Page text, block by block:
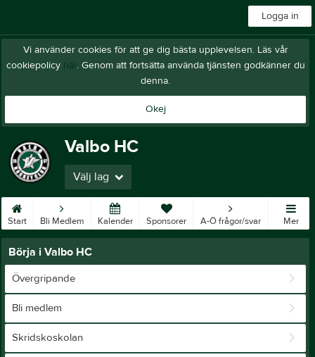
Logga in
Vi använder cookies för att ge dig bästa upplevelsen. Läs vår
cookiepolicy här. Genom att fortsätta använda tjänsten godkänner du
denna.
Okej
Valbo HC
Välj lag
Start Bli Medlem Kalender Sponsorer A-Ö frågor/svar Mer
Börja i Valbo HC
Övergripande
Bli medlem
Skridskoskolan